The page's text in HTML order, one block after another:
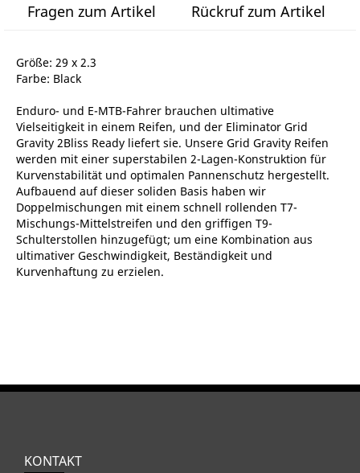
Fragen zum Artikel
Rückruf zum Artikel
Größe: 29 x 2.3
Farbe: Black
Enduro- und E-MTB-Fahrer brauchen ultimative
Vielseitigkeit in einem Reifen, und der Eliminator Grid
Gravity 2Bliss Ready liefert sie. Unsere Grid Gravity Reifen
werden mit einer superstabilen 2-Lagen-Konstruktion für
Kurvenstabilität und optimalen Pannenschutz hergestellt.
Aufbauend auf dieser soliden Basis haben wir
Doppelmischungen mit einem schnell rollenden T7-
Mischungs-Mittelstreifen und den griffigen T9-
Schulterstollen hinzugefügt; um eine Kombination aus
ultimativer Geschwindigkeit, Beständigkeit und
Kurvenhaftung zu erzielen.
KONTAKT